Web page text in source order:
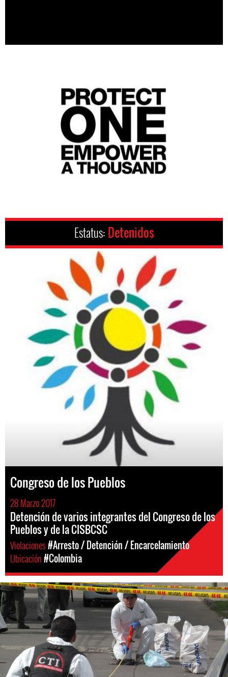
Estatus: Detenidos
Congreso de los Pueblos
28 Marzo 2017
Detención de varios integrantes del Congreso de los
Pueblos y de la CISBCSC
Violaciones#Arresto / Detención / Encarcelamiento
Ubicación#Colombia
colombia-
general-
context.jpg